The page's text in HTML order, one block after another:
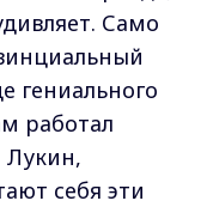
Само
гениального
работал
Лукин,
себя эти